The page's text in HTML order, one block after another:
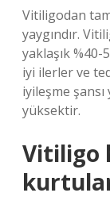
Vitiligodan
yaygındır.
yaklaşık %40-
iyi ilerler ve
iyileşme
yüksektir.
Vitiligo